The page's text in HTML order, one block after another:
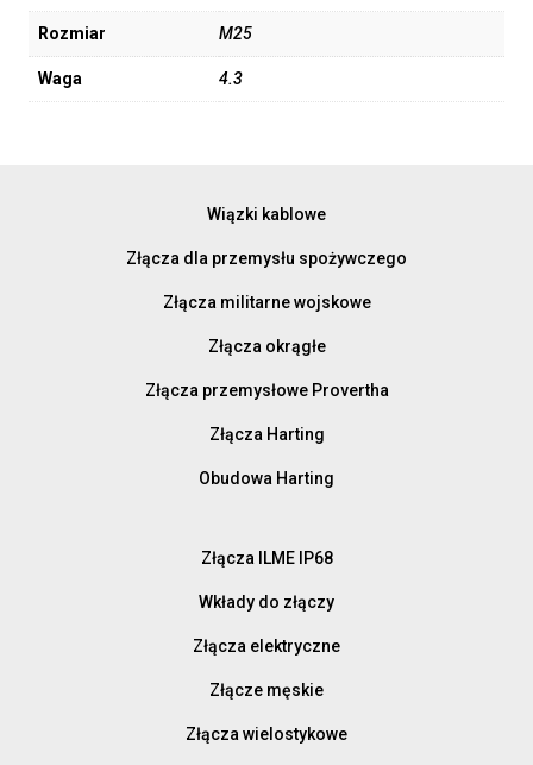
Rozmiar M25
Waga 4.3
Wiązki kablowe
Złącza dla przemysłu spożywczego
Złącza militarne wojskowe
Złącza okrągłe
Złącza przemysłowe Provertha
Złącza Harting
Obudowa Harting
Złącza ILME IP68
Wkłady do złączy
Złącza elektryczne
Złącze męskie
Złącza wielostykowe